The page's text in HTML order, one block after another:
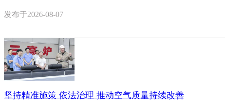
发布于2026-08-07
坚持精准施策 依法治理 推动空气质量持续改善